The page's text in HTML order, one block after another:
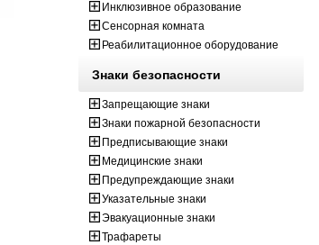
Инклюзивное образование
Сенсорная комната
Реабилитационное оборудование
Знаки безопасности
Запрещающие знаки
Знаки пожарной безопасности
Предписывающие знаки
Медицинские знаки
Предупреждающие знаки
Указательные знаки
Эвакуационные знаки
Трафареты